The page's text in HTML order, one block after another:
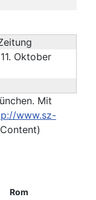
Oktober
Mit
www.sz-
Rom